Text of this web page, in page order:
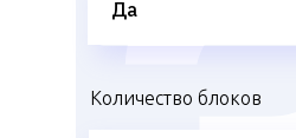
Количество блоков